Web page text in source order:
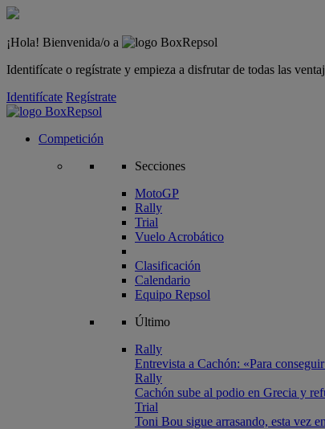
¡Hola! Bienvenida/o a
Identifícate o regístrate y empieza a disfrutar de todas las
Identifícate Regístrate
Competición
Secciones
MotoGP
Rally
Trial
Vuelo Acrobático
Clasificación
Calendario
Equipo Repsol
Último
Rally
Entrevista a Cachón: «Para
Rally
Cachón sube al podio en Grecia y
Trial
Toni Bou sigue arrasando, esta vez